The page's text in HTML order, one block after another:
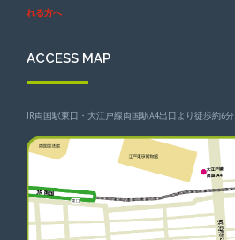
れる方へ
ACCESS MAP
JR両国駅東口・大江戸線両国駅A4出口より徒歩約6分